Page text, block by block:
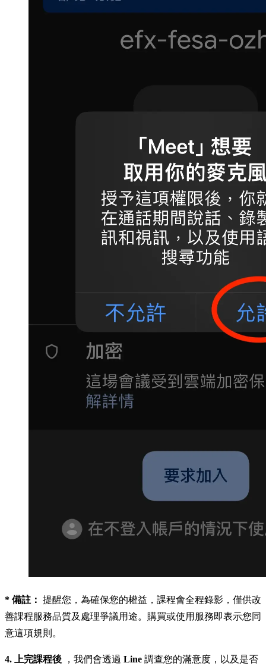
* 備註： 提醒您，為確保您的權益，課程會全程錄影，僅供改
善課程服務品質及處理爭議用途。購買或使用服務即表示您同
意這項規則。
4. 上完課程後 ，我們會透過 Line 調查您的滿意度，以及是否